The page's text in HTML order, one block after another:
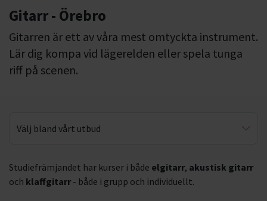
Gitarr - Örebro
Gitarren är ett av våra mest omtyckta instrument.
Lär dig kompa vid lägerelden eller spela tunga
riff på scenen.
Välj bland vårt utbud
Studiefrämjandet har kurser i både elgitarr, akustisk gitarr
och klaffgitarr - både i grupp och individuellt.